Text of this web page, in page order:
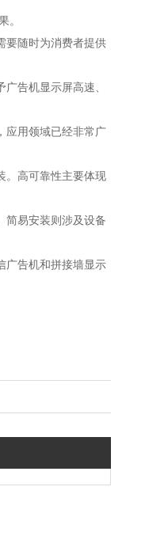
。
随时为消费者提供
告机显示屏高速、
应用领域已经非常广
高可靠性主要体现
简易安装则涉及设备
广告机和拼接墙显示